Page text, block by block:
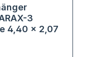
3
4,40 x 2,07